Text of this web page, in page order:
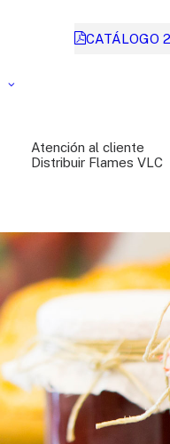
CATÁLOGO
Atención al cliente
Distribuir Flames VLC